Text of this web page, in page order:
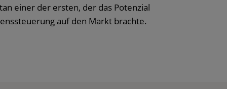
einer der ersten, der das Potenzial
auf den Markt brachte.